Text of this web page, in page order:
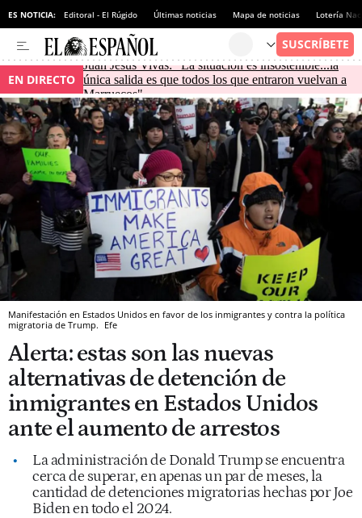
ES NOTICIA: Editoral - El Rúgido Últimas noticias Mapa de noticias Lotería
EN DIRECTO
Juan Jesús Vivas: "La situación es insostenible...la
única salida es que todos los que entraron vuelvan a
Marruecos"
Manifestación en Estados Unidos en favor de los inmigrantes y contra la política
migratoria de Trump. Efe
Alerta: estas son las nuevas
alternativas de detención de
inmigrantes en Estados Unidos
ante el aumento de arrestos
La administración de Donald Trump se encuentra
cerca de superar, en apenas un par de meses, la
cantidad de detenciones migratorias hechas por Joe
Biden en todo el 2024.